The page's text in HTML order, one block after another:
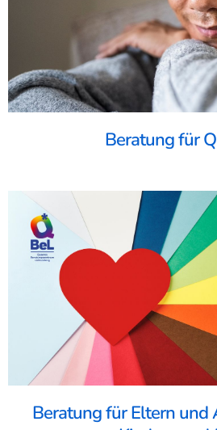
Beratung für
Beratung für Eltern und